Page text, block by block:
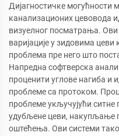
Дијагностичке могућности
канализационих цевовода
визуелног посматрања. Ови
варијације у зидовима цеви
проблема пре него што
Напредна софтверска
проценити углове нагиба и
проблеме са протоком.
проблеме укључујући ситне
удубљене цеви, накупљање
оштећења. Ови системи